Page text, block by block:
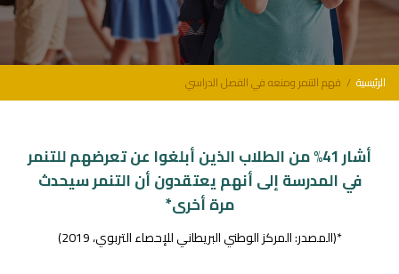
الرئيسية فهم التنمر ومنعه في الفصل الدراسي
أشار 41% من الطلاب الذين أبلغوا عن تعرضهم للتنمر
في المدرسة إلى أنهم يعتقدون أن التنمر سيحدث
مرة أخرى*
*(المصدر: المركز الوطني البريطاني للإحصاء التربوي، 2019)